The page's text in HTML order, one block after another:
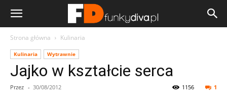
Strona główna Kulinaria
Kulinaria Wytrawnie
Jajko w kształcie serca
Przez - 30/08/2012 1
1156